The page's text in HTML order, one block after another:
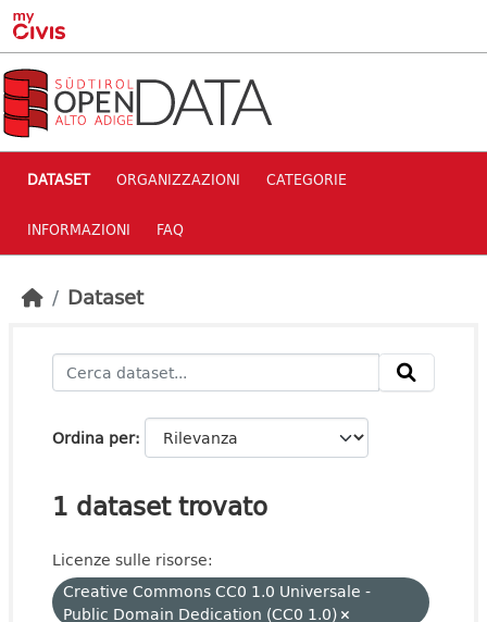
Skip to main content
DATASET ORGANIZZAZIONI CATEGORIE
INFORMAZIONI FAQ
Dataset
Ordina per
1 dataset trovato
Licenze sulle risorse:
Creative Commons CC0 1.0 Universale -
Public Domain Dedication (CC0 1.0)